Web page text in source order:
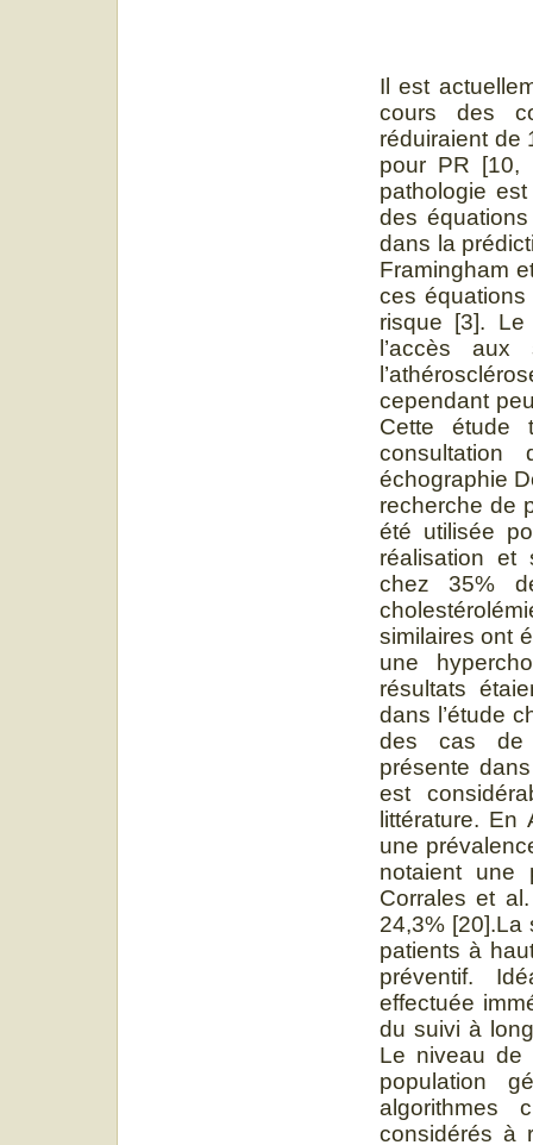
Il est
cours des
réduiraient de
pour PR [10,
pathologie
des
dans la
Framingham
ces
risque [3]. Le
l’accès
cependant
Cette étude
consultation
échographie
recherche de
été utilisée
réalisation et
chez 35%
similaires ont
une
résultats
dans l’étude
des cas de
présente
est
littérature. En
une
notaient une
Corrales et
24,3% [20].La
patients à
préventif.
effectuée
du suivi à
Le niveau de
population
algorithmes
considérés à